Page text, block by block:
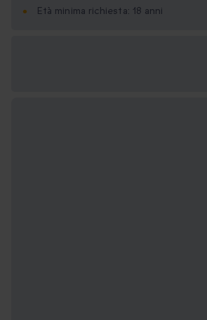
Età minima richiesta: 18 anni